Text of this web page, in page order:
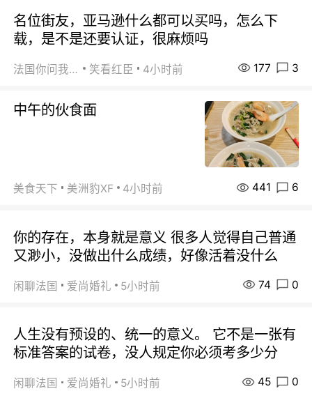
名位街友，亚马逊什么都可以买吗，怎么下
载，是不是还要认证，很麻烦吗
法国你问我答 笑看红臣 4小时前 177 3
中午的伙食面
美食天下 美洲豹XF 4小时前 441 6
你的存在，本身就是意义 很多人觉得自己普通
又渺小，没做出什么成绩，好像活着没什么
闲聊法国 爱尚婚礼 5小时前 74 0
人生没有预设的、统一的意义。 它不是一张有
标准答案的试卷，没人规定你必须考多少分
闲聊法国 爱尚婚礼 5小时前 45 0